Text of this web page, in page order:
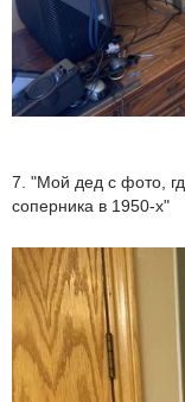
7. "Мой дед с фото,
соперника в 1950-х"